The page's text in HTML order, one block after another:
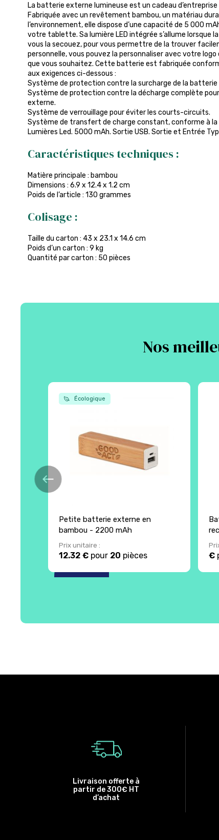
La batterie externe lumineuse est un cadeau
Fabriquée avec un revêtement bambou, un matériau
l’environnement, elle dispose d’une capacité de 5 000
votre tablette. Sa lumière LED intégrée s’allume lorsque
vous la secouez, pour vous permettre de la trouver
personnelle, vous pouvez la personnaliser avec votre
que vous souhaitez. Cette batterie est fabriquée
aux exigences ci-dessous :
Système de protection contre la surcharge de la batterie
Système de protection contre la décharge complète
externe.
Système de verrouillage pour éviter les courts-circuits.
Système de transfert de charge constant, conforme à la
Lumières Led. 5000 mAh. Sortie USB. Sortie et Entrée
Caractéristiques techniques :
Matière principale : bambou
Dimensions : 6.9 x 12.4 x 1.2 cm
Poids de l’article : 130 grammes
Colisage :
Taille du carton : 43 x 23.1 x 14.6 cm
Poids d’un carton : 9 kg
Quantité par carton : 50 pièces
Nos
Écologique
Petite batterie externe en
bambou - 2200 mAh
Prix unitaire :
12.32 € pour 20 pièces €
Livraison offerte à
partir de 300€ HT
d’achat